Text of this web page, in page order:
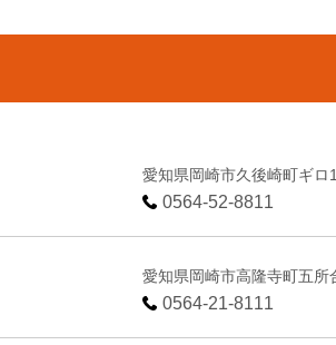
愛知県岡崎市久後崎町ギロ
0564-52-8811
愛知県岡崎市高隆寺町五所
0564-21-8111